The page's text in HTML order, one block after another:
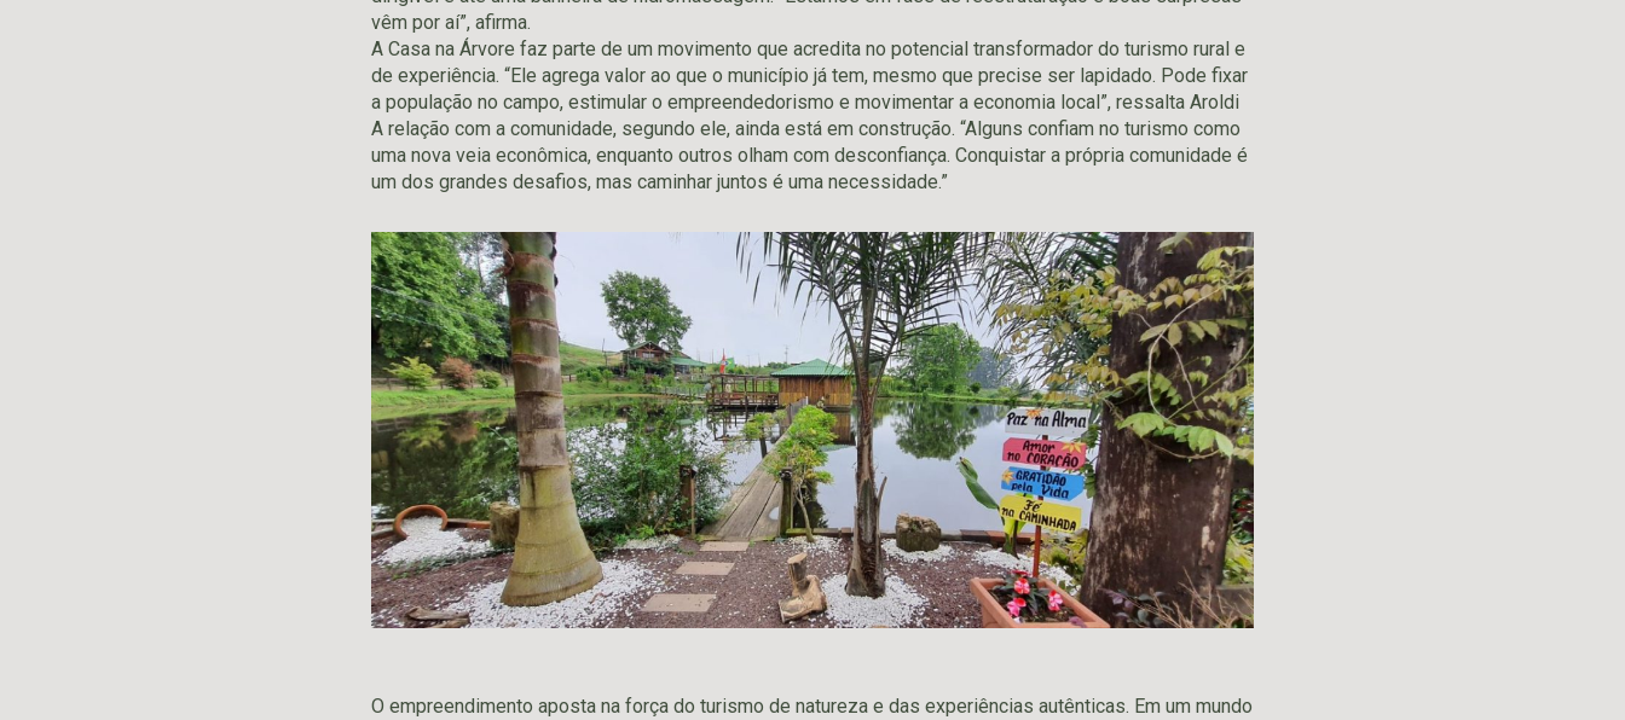
vêm por aí”, afirma.
A Casa na Árvore faz parte de um movimento que acredita no potencial transformador do turismo rural e
de experiência. “Ele agrega valor ao que o município já tem, mesmo que precise ser lapidado. Pode fixar
a população no campo, estimular o empreendedorismo e movimentar a economia local”, ressalta Aroldi
A relação com a comunidade, segundo ele, ainda está em construção. “Alguns confiam no turismo como
uma nova veia econômica, enquanto outros olham com desconfiança. Conquistar a própria comunidade é
um dos grandes desafios, mas caminhar juntos é uma necessidade.”
O empreendimento aposta na força do turismo de natureza e das experiências autênticas. Em um mundo